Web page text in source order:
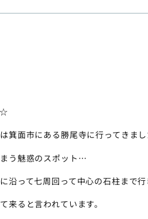
☆
箕面市にある勝尾寺に行ってきま
う魅惑のスポット…
って七周回って中心の石柱まで行
ると言われています。